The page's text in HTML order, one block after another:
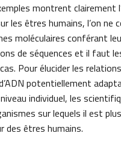
montrent clairement
les êtres humains, l’on ne
moléculaires conférant
de séquences et il faut
Pour élucider les
potentiellement
individuel, les
sur lequels il est
des êtres humains.